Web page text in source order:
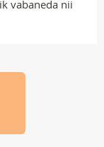
vabaneda nii